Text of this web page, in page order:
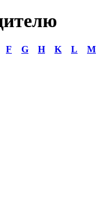
F G H K L
M